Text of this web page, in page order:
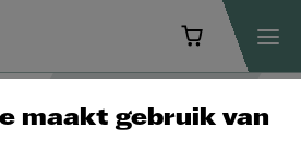
maakt gebruik van